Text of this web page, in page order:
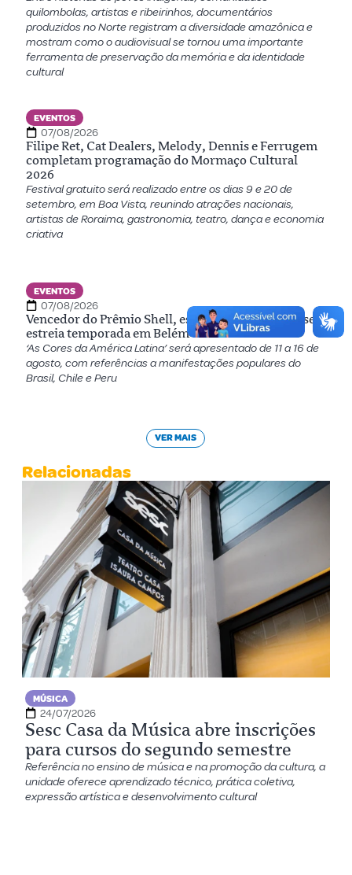
quilombolas, artistas e ribeirinhos, documentários
produzidos no Norte registram a diversidade amazônica e
mostram como o audiovisual se tornou uma importante
ferramenta de preservação da memória e da identidade
cultural
EVENTOS
07/08/2026
Filipe Ret, Cat Dealers, Melody, Dennis e Ferrugem
completam programação do Mormaço Cultural
2026
Festival gratuito será realizado entre os dias 9 e 20 de
setembro, em Boa Vista, reunindo atrações nacionais,
artistas de Roraima, gastronomia, teatro, dança e economia
criativa
EVENTOS
07/08/2026
Vencedor do Prêmio Shell, espetáculo amazonense
estreia temporada em Belém
‘As Cores da América Latina’ será apresentado de 11 a 16 de
agosto, com referências a manifestações populares do
Brasil, Chile e Peru
VER MAIS
Relacionadas
MÚSICA
24/07/2026
Sesc Casa da Música abre inscrições
para cursos do segundo semestre
Referência no ensino de música e na promoção da cultura, a
unidade oferece aprendizado técnico, prática coletiva,
expressão artística e desenvolvimento cultural